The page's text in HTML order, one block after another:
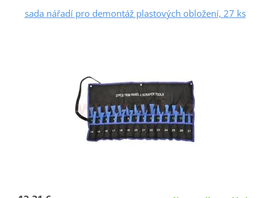
sada nářadí pro demontáž plastových obložení, 27 ks